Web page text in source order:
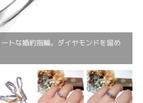
トな婚約指輪。ダイヤモンドを留め